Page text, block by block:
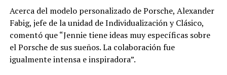
Acerca del modelo personalizado de Porsche, Alexander
Fabig, jefe de la unidad de Individualización y Clásico,
comentó que “Jennie tiene ideas muy específicas sobre
el Porsche de sus sueños. La colaboración fue
igualmente intensa e inspiradora”.